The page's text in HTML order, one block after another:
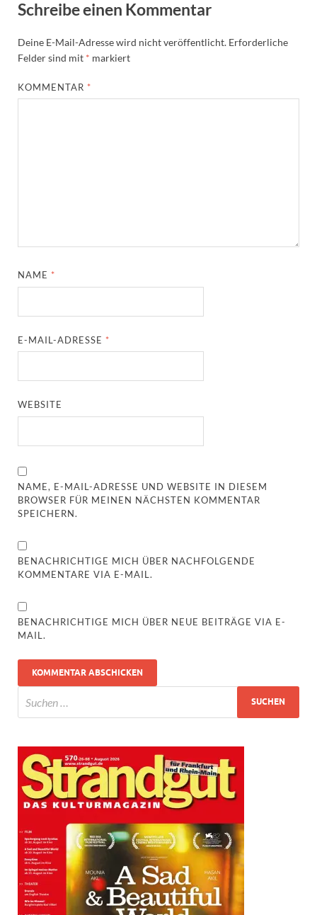
Schreibe einen Kommentar
Deine E-Mail-Adresse wird nicht veröffentlicht. Erforderliche
Felder sind mit * markiert
KOMMENTAR *
NAME *
E-MAIL-ADRESSE *
WEBSITE
NAME, E-MAIL-ADRESSE UND WEBSITE IN DIESEM
BROWSER FÜR MEINEN NÄCHSTEN KOMMENTAR
SPEICHERN.
BENACHRICHTIGE MICH ÜBER NACHFOLGENDE
KOMMENTARE VIA E-MAIL.
BENACHRICHTIGE MICH ÜBER NEUE BEITRÄGE VIA E-
MAIL.